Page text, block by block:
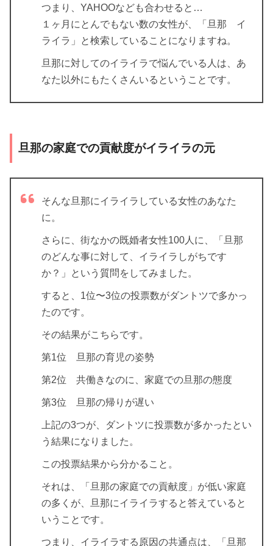
つまり、YAHOOなども合わせると…
１ヶ月にとんでもない数の女性が、「旦那 イ
ライラ」と検索していることになりますね。
旦那に対してのイライラで悩んでいる人は、あ
なた以外にもたくさんいるということです。
旦那の家庭での貢献度がイライラの元
そんな旦那にイライラしている女性のあなた
に。
さらに、街なかの既婚者女性100人に、「旦那
のどんな事に対して、イライラしがちです
か？」という質問をしてみました。
すると、1位〜3位の投票数がダントツで多かっ
たのです。
その結果がこちらです。
第1位 旦那の育児の姿勢
第2位 共働きなのに、家庭での旦那の態度
第3位 旦那の帰りが遅い
上記の3つが、ダントツに投票数が多かったとい
う結果になりました。
この投票結果から分かること。
それは、「旦那の家庭での貢献度」が低い家庭
の多くが、旦那にイライラすると答えていると
いうことです。
つまり、イライラする原因の共通点は、「旦那